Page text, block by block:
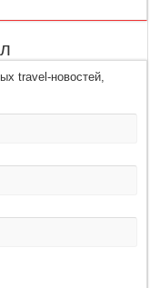
travel-новостей,